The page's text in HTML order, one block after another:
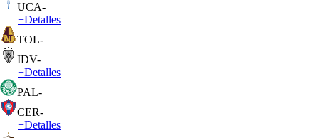
UCA-
+Detalles
TOL-
IDV-
+Detalles
PAL-
CER-
+Detalles